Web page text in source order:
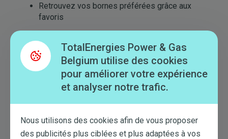
Retrouvez vos bornes préférées grâce aux
favoris
Image
TotalEnergies Power & Gas
Belgium utilise des cookies
pour améliorer votre expérience
et analyser notre trafic.
Nous utilisons des cookies afin de vous proposer
des publicités plus ciblées et plus adaptées à vos